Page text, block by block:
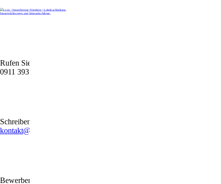
Rufen Sie uns gerne an
0911 39372790
Schreiben Sie uns gerne eine E-Mail
kontakt@stb-becker-zeiler.de
Bewerben Sie sich online oder per E-Mail